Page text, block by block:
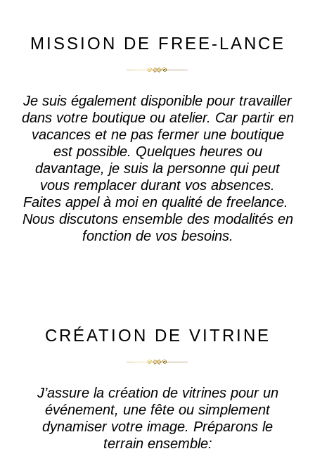
MISSION DE FREE-LANCE
Je suis également disponible pour travailler
dans votre boutique ou atelier. Carpartir en
vacances et ne pas fermer une boutique
est possible. Quelques heures ou
davantage, je suis la personne qui peut
vous remplacer durant vos absences.
Faites appel à moi en qualité de freelance.
Nous discutons ensemble des modalités en
fonction de vos besoins.
CRÉATION DE VITRINE
J’assure la création de vitrinespour un
événement, une fête ou simplement
dynamiser votre image. Préparons le
terrain ensemble: